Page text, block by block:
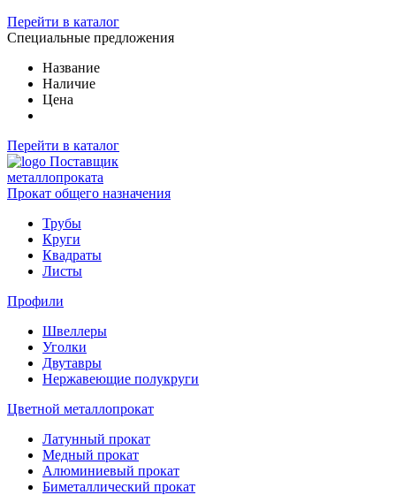
Перейти в каталог
Специальные предложения
Название
Наличие
Цена
Перейти в каталог
Поставщик
металлопроката
Прокат общего назначения
Трубы
Круги
Квадраты
Листы
Профили
Швеллеры
Уголки
Двутавры
Нержавеющие полукруги
Цветной металлопрокат
Латунный прокат
Медный прокат
Алюминиевый прокат
Биметаллический прокат